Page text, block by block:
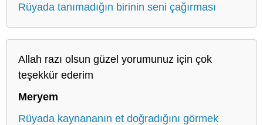
Rüyada tanımadığın birinin seni çağırması
Allah razı olsun güzel yorumunuz için çok
teşekkür ederim
Meryem
Rüyada kaynananın et doğradığını görmek